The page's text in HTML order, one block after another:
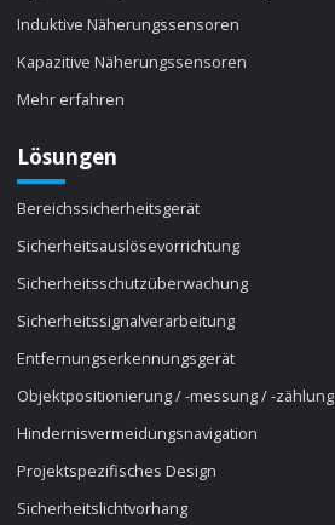
Induktive Näherungssensoren
Kapazitive Näherungssensoren
Mehr erfahren
Lösungen
Bereichssicherheitsgerät
Sicherheitsauslösevorrichtung
Sicherheitsschutzüberwachung
Sicherheitssignalverarbeitung
Entfernungserkennungsgerät
Objektpositionierung / -messung / -zählung
Hindernisvermeidungsnavigation
Projektspezifisches Design
Sicherheitslichtvorhang